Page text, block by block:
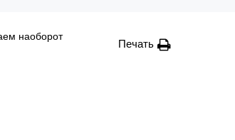
наоборот
Печать